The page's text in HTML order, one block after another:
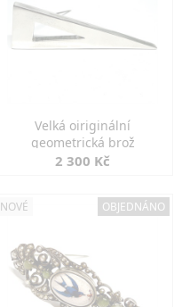
Velká oiriginální
geometrická brož
2 300 Kč
NOVÉ OBJEDNÁNO